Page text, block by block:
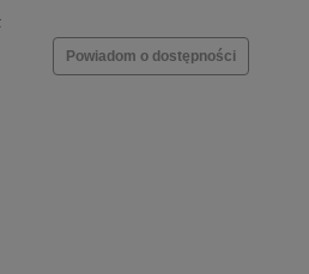
Powiadom o dostępności